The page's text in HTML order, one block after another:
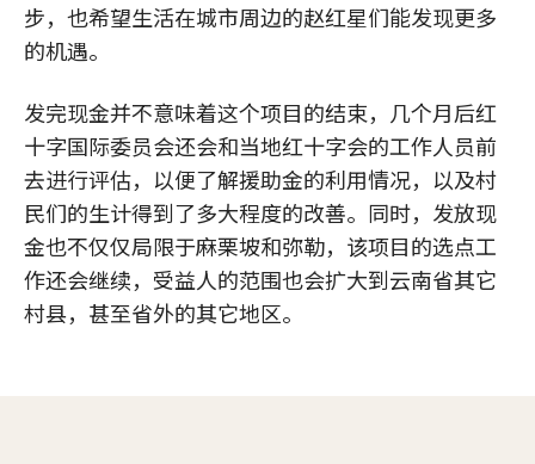
步，也希望生活在城市周边的赵红星们能发现更多
的机遇。
发完现金并不意味着这个项目的结束，几个月后红
十字国际委员会还会和当地红十字会的工作人员前
去进行评估，以便了解援助金的利用情况，以及村
民们的生计得到了多大程度的改善。同时，发放现
金也不仅仅局限于麻栗坡和弥勒，该项目的选点工
作还会继续，受益人的范围也会扩大到云南省其它
村县，甚至省外的其它地区。